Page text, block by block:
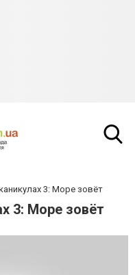
3: Море зовёт
3: Море зовёт